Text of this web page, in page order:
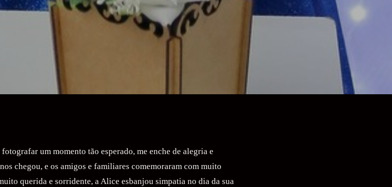
um momento tão esperado, me enche de alegria e
chegou, e os amigos e familiares comemoraram com muito
querida e sorridente, a Alice esbanjou simpatia no dia da sua